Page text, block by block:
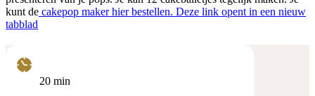
kunt de cakepop maker hier bestellen. Deze link opent in een nieuw
tabblad
20minuten
min